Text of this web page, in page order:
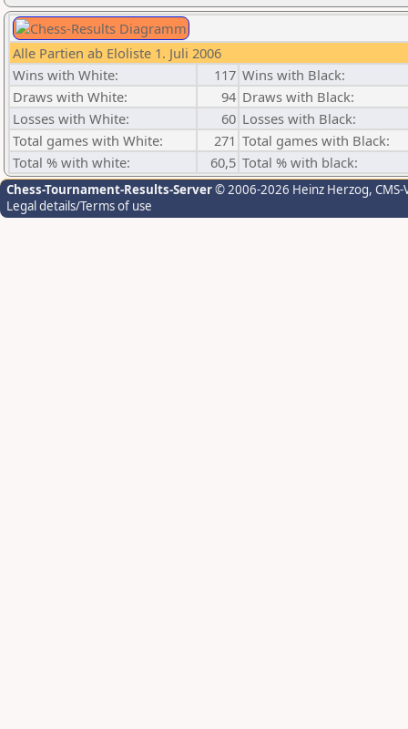
Alle Partien ab Eloliste 1. Juli 2006
Wins with White:
117 Wins with Black:
Draws with White:
94 Draws with Black:
Losses with White:
60 Losses with Black:
Total games with White:
271 Total games with Black:
Total % with white:
60,5 Total % with black:
Chess-Tournament-Results-Server© 2006-2026 Heinz Herzog,
Legal details/Terms of use